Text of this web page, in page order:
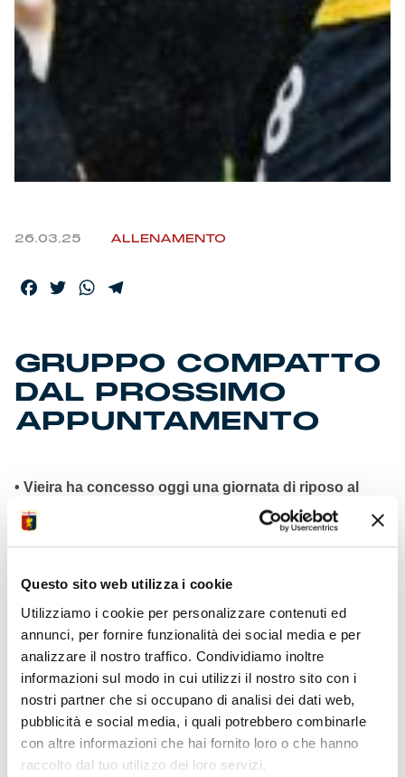
Questo sito web utilizza i cookie
Utilizziamo i cookie per personalizzare contenuti ed
annunci, per fornire funzionalità dei social media e per
analizzare il nostro traffico. Condividiamo inoltre
informazioni sul modo in cui utilizzi il nostro sito con i
nostri partner che si occupano di analisi dei dati web,
pubblicità e social media, i quali potrebbero combinarle
con altre informazioni che hai fornito loro o che hanno
raccolto dal tuo utilizzo dei loro servizi.
26.03.25 ALLENAMENTO
Facebook
TwitterWhatsApp
GRUPPO COMPATTO
DAL PROSSIMO
APPUNTAMENTO
• Vieira ha concesso oggi una giornata di riposo al
• Rientrato anche Vasquez dopo trionfo in Concacaf
Cuffy
• Ekhator (2 gol) e Venturino (1 assist) tornati da Italia
U19
• Giovedì ripresa, riunione tecnica e conferenza
stampa
campionato
• Frendrup primo per contrasti (89) in Serie A Enilive
2024/25
• Direzione n. 55 in Serie A Enilive per arbitro designato
Rapuano